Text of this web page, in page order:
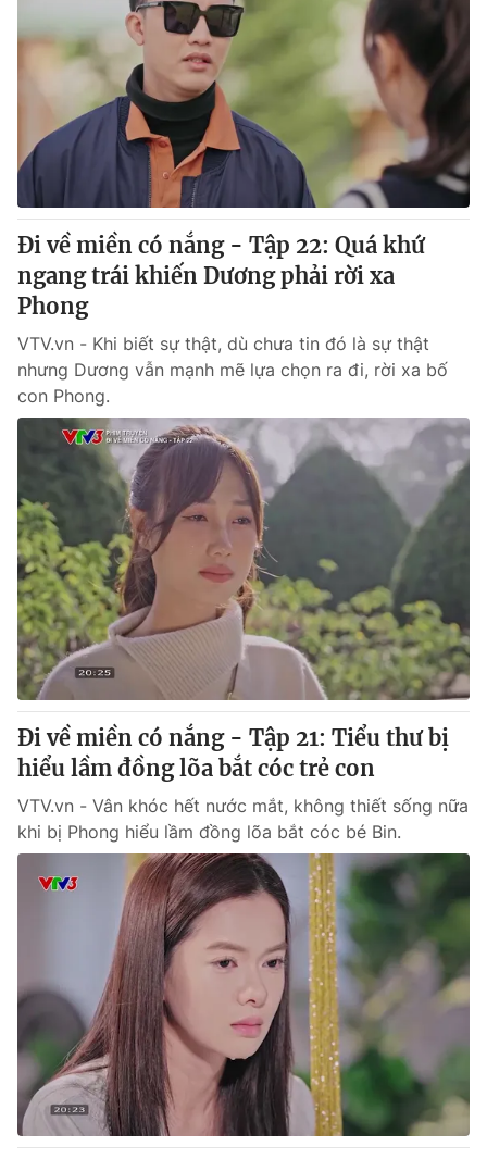
VTV Sức khoẻ Bất động sản
Thị trường 24h Tấm lòng Việt
VTV4 Vươn mình bằng AI
VTV9 VTV8
Liên hệ tòa soạn English
THỜI BÁO VTV
Theo dõi báo trên
Cơ quan chủ quản:
Đài Truyền hình Việt Nam
Cơ quan báo chí:Thời báo VTV
Giấy phép hoạt động báo in và báo điện tử số 483/GP-BTTTT
cấp ngày 29/12/2023
Tổng Biên tập:Vũ Thanh Thủy
Phó Tổng Biên tập:
Nguyễn Thị Mỹ Hạnh, Phạm Quốc Thắng,
Nguyễn Trọng Ninh
Tổng đài VTV:024.38 355 931 - 024.38 355 932
Ðiện thoại Thời báo VTV:024.66 897 897
Email:toasoan@vtv.vn
Liên hệ quảng cáo:
024-7300.7108
® Cấm sao chép dưới mọi hình thức nếu không có sự chấp
thuận bằng văn bản. Ghi rõ nguồn VTV.vn khi phát hành lại
thông tin từ website này.
Đi về miền có nắng - Tập 22: Quá khứ
ngang trái khiến Dương phải rời xa
Phong
VTV.vn - Khi biết sự thật, dù chưa tin đó là sự thật
nhưng Dương vẫn mạnh mẽ lựa chọn ra đi, rời xa bố
con Phong.
Đi về miền có nắng - Tập 21: Tiểu thư bị
hiểu lầm đồng lõa bắt cóc trẻ con
VTV.vn - Vân khóc hết nước mắt, không thiết sống nữa
khi bị Phong hiểu lầm đồng lõa bắt cóc bé Bin.